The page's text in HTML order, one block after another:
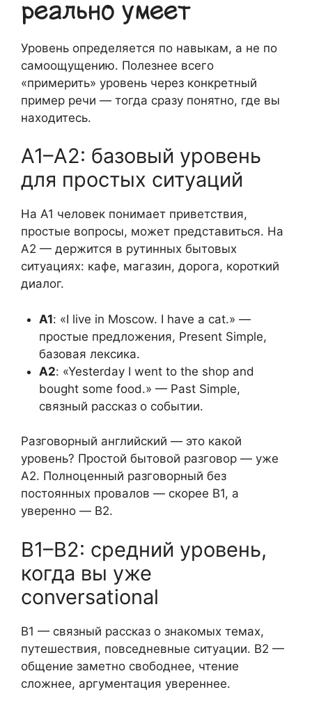
реально умеет
Уровень определяется по навыкам, а не по
самоощущению. Полезнее всего
«примерить» уровень через конкретный
пример речи — тогда сразу понятно, где вы
находитесь.
A1–A2: базовый уровень
для простых ситуаций
На A1 человек понимает приветствия,
простые вопросы, может представиться. На
A2 — держится в рутинных бытовых
ситуациях: кафе, магазин, дорога, короткий
диалог.
A1: «I live in Moscow. I have a cat.» —
простые предложения, Present Simple,
базовая лексика.
A2: «Yesterday I went to the shop and
bought some food.» — Past Simple,
связный рассказ о событии.
Разговорный английский — это какой
уровень? Простой бытовой разговор — уже
A2. Полноценный разговорный без
постоянных провалов — скорее B1, а
уверенно — B2.
B1–B2: средний уровень,
когда вы уже
conversational
B1 — связный рассказ о знакомых темах,
путешествия, повседневные ситуации. B2 —
общение заметно свободнее, чтение
сложнее, аргументация увереннее.